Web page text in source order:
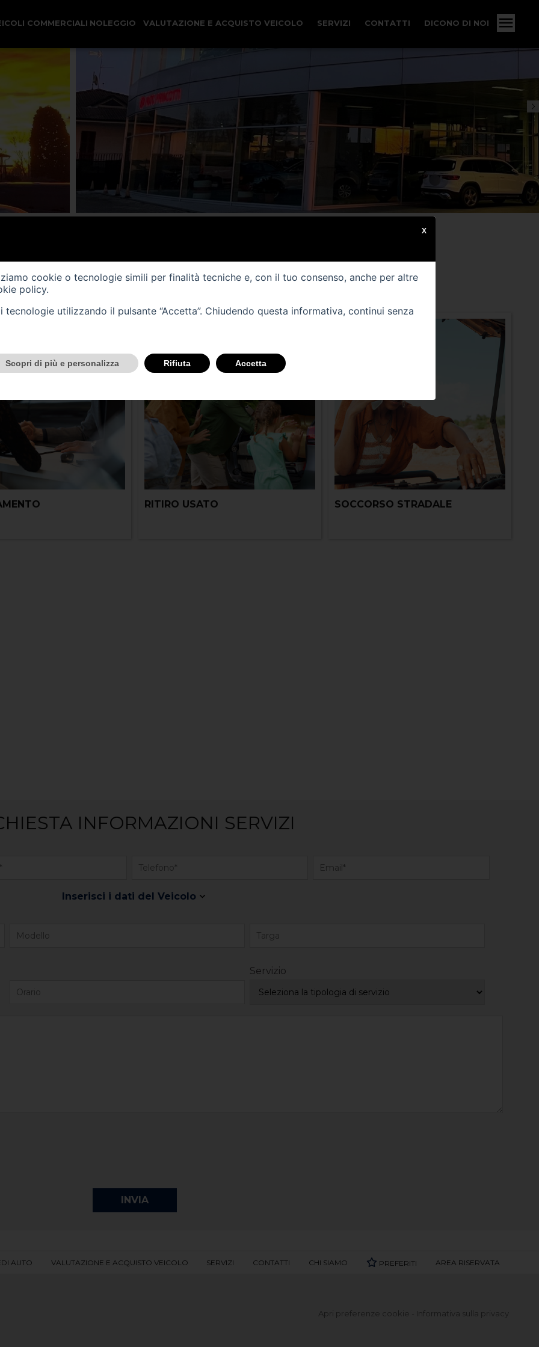
COMMERCIALI NOLEGGIO VALUTAZIONE E ACQUISTO VEICOLO SERVIZI CONTATTI DICONO DI NOI
cura della tua auto, inclusi noleggio, manutenzione e riparazioni!
RITIRO USATO SOCCORSO STRADALE
INFORMAZIONI SERVIZI
Inserisci i dati del Veicolo
Servizio
AUTO VALUTAZIONE E ACQUISTO VEICOLO SERVIZI CONTATTI CHI SIAMO PREFERITI AREA RISERVATA
Apri preferenze cookie Informativa sulla privacy
cookie o tecnologie simili per finalità tecniche e, con il tuo consenso, anche per altre
policy.
tecnologie utilizzando il pulsante “Accetta”. Chiudendo questa informativa, continui senza
Scopri di più e personalizza Rifiuta Accetta
X